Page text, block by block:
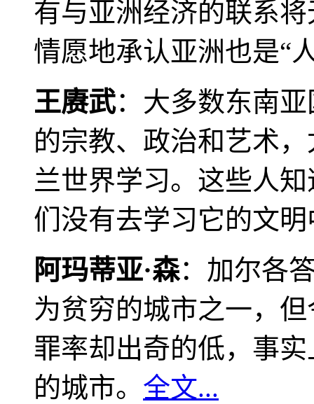
有与亚洲经济的联系
情愿地承认亚洲也是“
王赓武：大多数东南
的宗教、政治和艺术
兰世界学习。这些人
们没有去学习它的文
阿玛蒂亚·森：加尔各
为贫穷的城市之一，
罪率却出奇的低，事
的城市。 全文...